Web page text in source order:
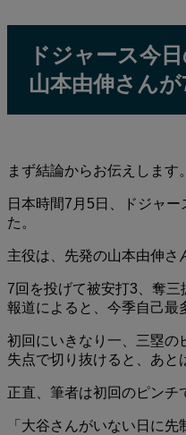
ドジャース今
山本由伸さん
まず結論からお伝えします。
日本時間7月5日、ドジャ
た。
主役は、先発の山本由伸さ
7回を投げて被安打3、奪三
報道によると、今季自己最
初回にいきなり一、三塁の
失点で切り抜けると、あと
正直、筆者は初回のピンチ
「大谷さんがいない日に